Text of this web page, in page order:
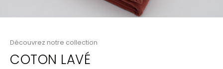
Découvrez notre collection
COTON LAVÉ